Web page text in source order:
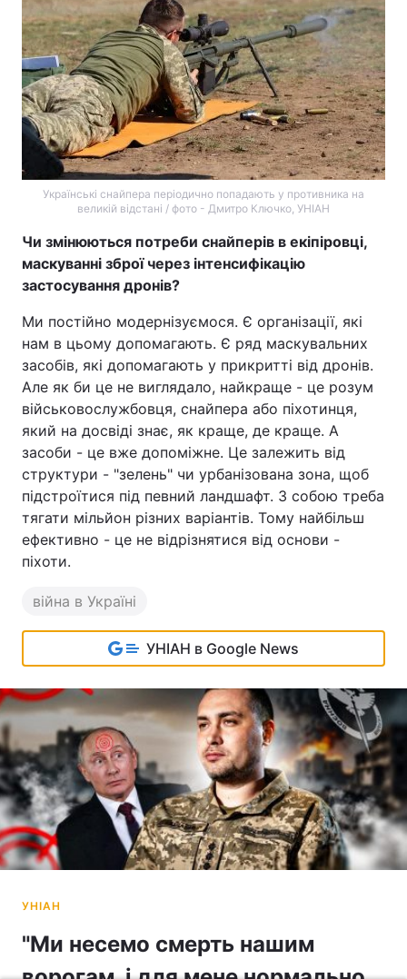
Українські снайпера періодично попадають у противника на
великій відстані / фото - Дмитро Ключко, УНІАН
Чи змінюються потреби снайперів в екіпіровці,
маскуванні зброї через інтенсифікацію
застосування дронів?
Ми постійно модернізуємося. Є організації, які
нам в цьому допомагають. Є ряд маскувальних
засобів, які допомагають у прикритті від дронів.
Але як би це не виглядало, найкраще - це розум
військовослужбовця, снайпера або піхотинця,
який на досвіді знає, як краще, де краще. А
засоби - це вже допоміжне. Це залежить від
структури - "зелень" чи урбанізована зона, щоб
підстроїтися під певний ландшафт. З собою треба
тягати мільйон різних варіантів. Тому найбільш
ефективно - це не відрізнятися від основи -
піхоти.
війна в Україні
УНІАН в Google News
"Ми несемо смерть нашим